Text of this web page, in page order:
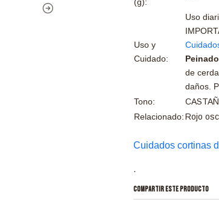
(g):
Uso y
Cuidado:
Uso
de
daños.
Tono:
Relacionado:Rojo
Cuidados cortinas
.
COMPARTIR ESTE PRODUCTO